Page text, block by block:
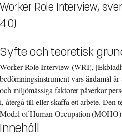
Worker Role Interview,
4.0).
Syfte och teoretisk
Worker Role Interview (WRI),
bedömningsinstrument vars ändamål
och miljömässiga faktorer påverkar
i, återgå till eller skaffa ett arbete. Den
Model of Human Occupation
Innehåll